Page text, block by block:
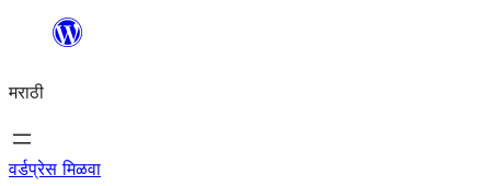
सामुग्रीवर
मराठी
वर्डप्रेस मिळवा